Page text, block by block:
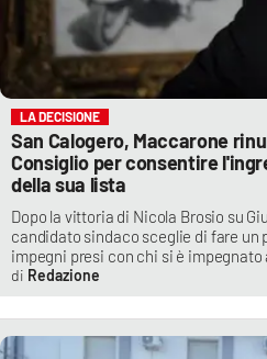
LA DECISIONE
San Calogero, Maccarone
Consiglio per consentire
della sua lista
Dopo la vittoria di Nicola Brosio su
candidato sindaco sceglie di fare un
impegni presi con chi si è
Redazione